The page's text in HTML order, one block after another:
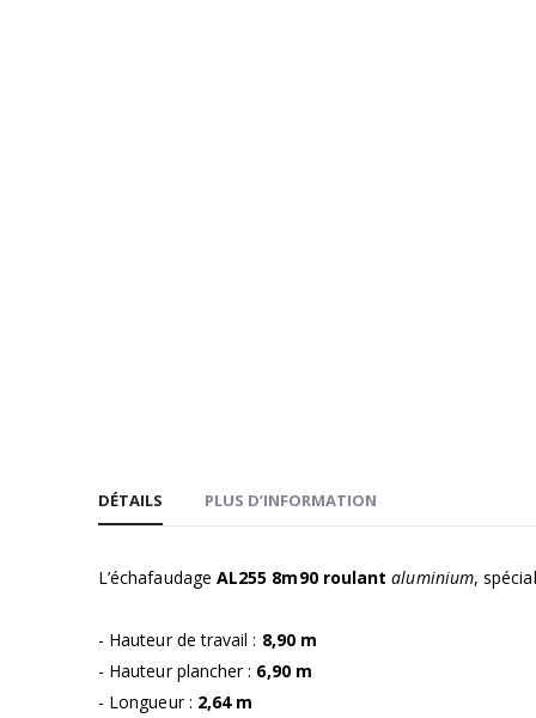
DÉTAILS
L’échafaudage AL255 8m90 roulant aluminium,
- Hauteur de travail : 8,90 m
- Hauteur plancher : 6,90 m
- Longueur : 2,64 m
PLUS D’INFORMATION